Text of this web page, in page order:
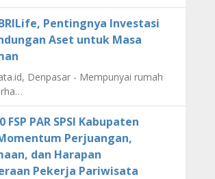
Pentingnya Investasi
Aset untuk Masa
Denpasar - Mempunyai rumah
FSP PAR SPSI Kabupaten
Perjuangan,
dan Harapan
Pekerja Pariwisata